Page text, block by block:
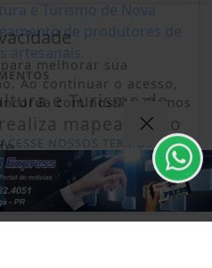
e Turismo de
mapeamento
Mais
melhorar sua
Ao continuar o acesso,
com nossos Termos
ACESSE NOSSOS TERMOS